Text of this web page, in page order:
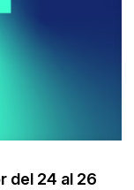
del 24 al 26